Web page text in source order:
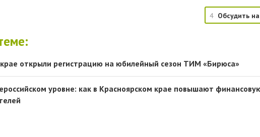
4 Обсудить
открыли регистрацию на юбилейный сезон ТИМ «Бирюса»
уровне: как в Красноярском крае повышают